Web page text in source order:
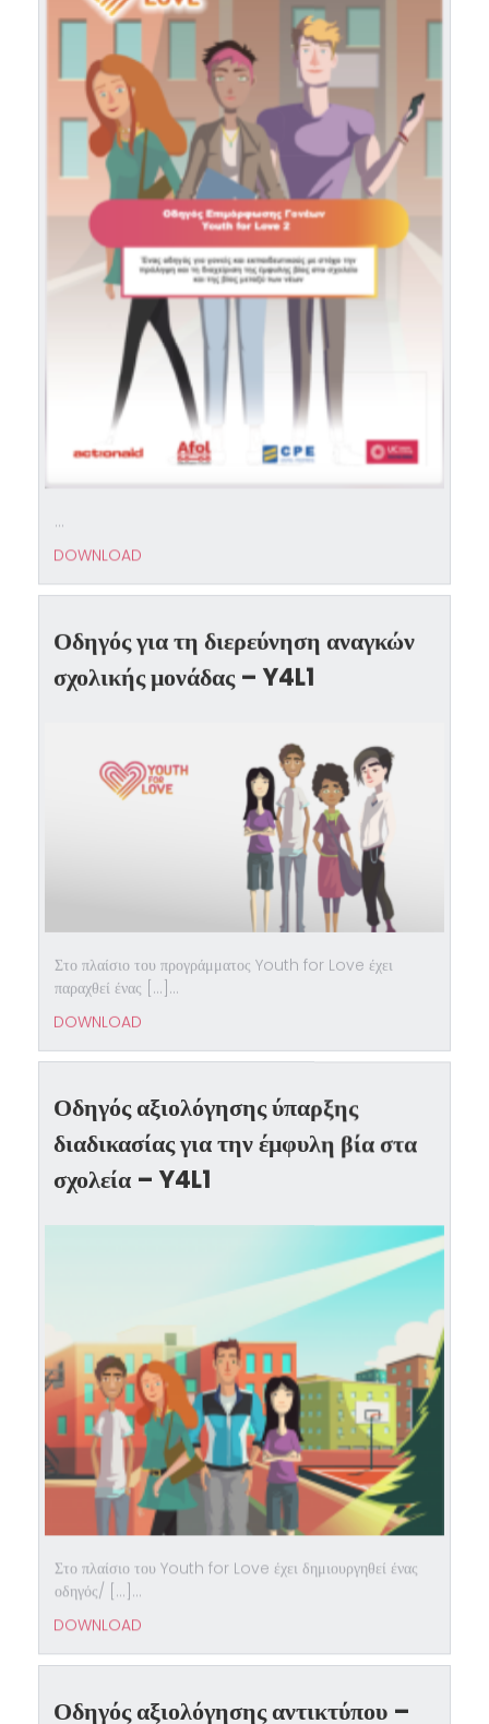
...
DOWNLOAD
Οδηγός για τη διερεύνηση αναγκών
σχολικής μονάδας – Y4L1
Στο πλαίσιο του προγράμματος Youth for Love έχει
παραχθεί ένας […]...
DOWNLOAD
Οδηγός αξιολόγησης ύπαρξης
διαδικασίας για την έμφυλη βία στα
σχολεία – Y4L1
Στο πλαίσιο του Youth for Love έχει δημιουργηθεί ένας
οδηγός/ […]...
DOWNLOAD
Οδηγός αξιολόγησης αντικτύπου –